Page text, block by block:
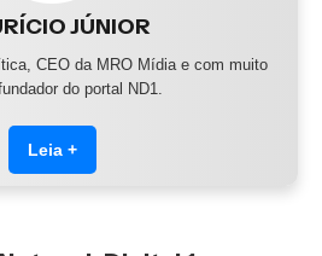
JÚNIOR
CEO da MRO Mídia e com muito
do portal ND1.
Leia +